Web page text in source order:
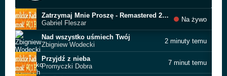
Zatrzymaj Mnie Proszę - Remastered 2023
Gabriel Fleszar
Na żywo
Nad wszystko uśmiech Twój
Zbigniew Wodecki
2 minuty temu
Przyjdź z nieba
Promyczki Dobra
7 minut temu